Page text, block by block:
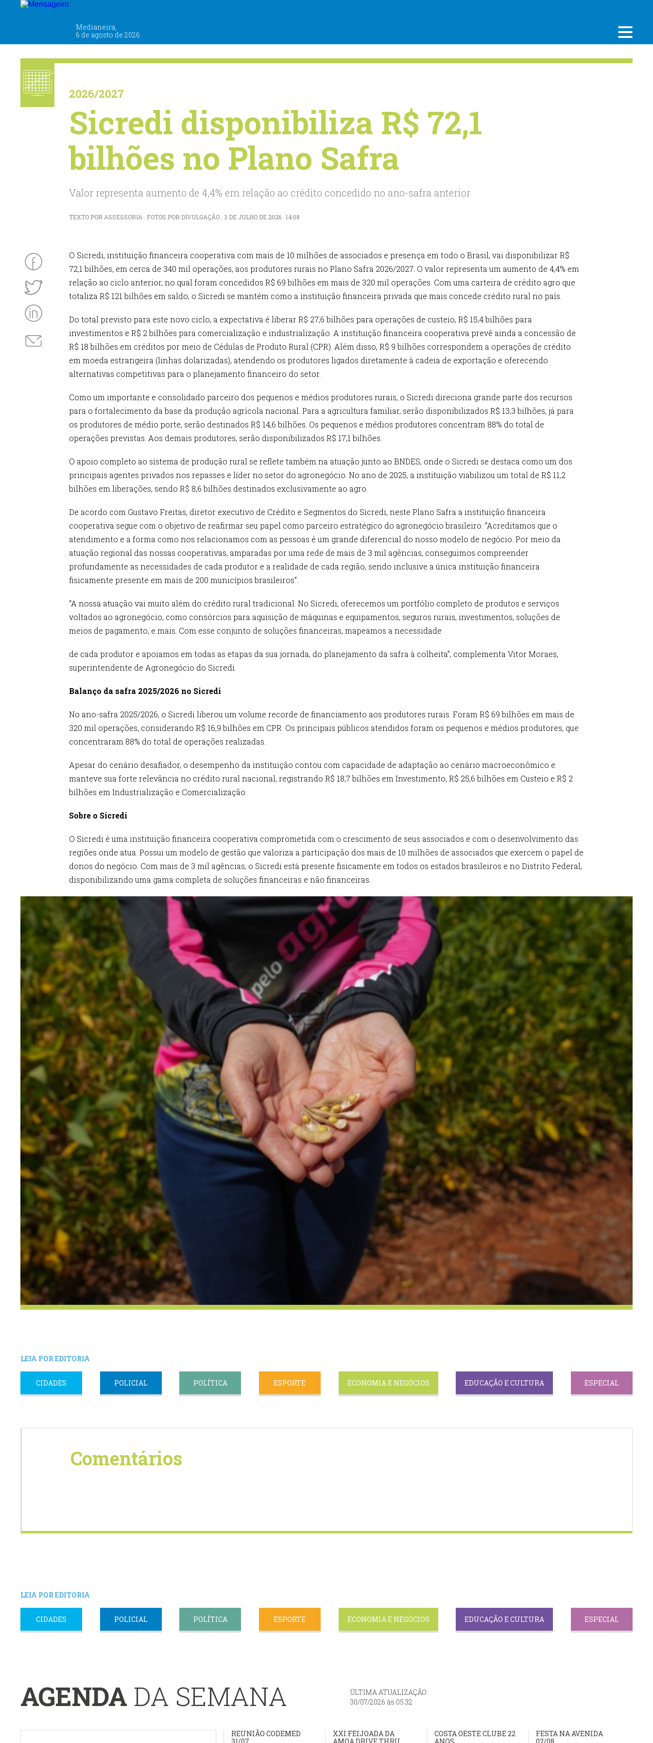
Medianeira,
6 de agosto de 2026
2026/2027
Sicredi disponibiliza R$ 72,1
bilhões no Plano Safra
Valor representa aumento de 4,4% em relação ao crédito concedido no ano-safra anterior
TEXTO POR ASSESSORIA . FOTOS POR DIVULGAÇÃO . 3 DE JULHO DE 2026 . 14:08
O Sicredi, instituição financeira cooperativa com mais de 10 milhões de associados e presença em todo o Brasil, vai disponibilizar R$
72,1 bilhões, em cerca de 340 mil operações, aos produtores rurais no Plano Safra 2026/2027. O valor representa um aumento de 4,4% em
relação ao ciclo anterior, no qual foram concedidos R$ 69 bilhões em mais de 320 mil operações. Com uma carteira de crédito agro que
totaliza R$ 121 bilhões em saldo, o Sicredi se mantém como a instituição financeira privada que mais concede crédito rural no país.
Do total previsto para este novo ciclo, a expectativa é liberar R$ 27,6 bilhões para operações de custeio, R$ 15,4 bilhões para
investimentos e R$ 2 bilhões para comercialização e industrialização. A instituição financeira cooperativa prevê ainda a concessão de
R$ 18 bilhões em créditos por meio de Cédulas de Produto Rural (CPR). Além disso, R$ 9 bilhões correspondem a operações de crédito
em moeda estrangeira (linhas dolarizadas), atendendo os produtores ligados diretamente à cadeia de exportação e oferecendo
alternativas competitivas para o planejamento financeiro do setor.
Como um importante e consolidado parceiro dos pequenos e médios produtores rurais, o Sicredi direciona grande parte dos recursos
para o fortalecimento da base da produção agrícola nacional. Para a agricultura familiar, serão disponibilizados R$ 13,3 bilhões, já para
os produtores de médio porte, serão destinados R$ 14,6 bilhões. Os pequenos e médios produtores concentram 88% do total de
operações previstas. Aos demais produtores, serão disponibilizados R$ 17,1 bilhões.
O apoio completo ao sistema de produção rural se reflete também na atuação junto ao BNDES, onde o Sicredi se destaca como um dos
principais agentes privados nos repasses e líder no setor do agronegócio. No ano de 2025, a instituição viabilizou um total de R$ 11,2
bilhões em liberações, sendo R$ 8,6 bilhões destinados exclusivamente ao agro.
De acordo com Gustavo Freitas, diretor executivo de Crédito e Segmentos do Sicredi, neste Plano Safra a instituição financeira
cooperativa segue com o objetivo de reafirmar seu papel como parceiro estratégico do agronegócio brasileiro: “Acreditamos que o
atendimento e a forma como nos relacionamos com as pessoas é um grande diferencial do nosso modelo de negócio. Por meio da
atuação regional das nossas cooperativas, amparadas por uma rede de mais de 3 mil agências, conseguimos compreender
profundamente as necessidades de cada produtor e a realidade de cada região, sendo inclusive a única instituição financeira
fisicamente presente em mais de 200 municípios brasileiros”.
“A nossa atuação vai muito além do crédito rural tradicional. No Sicredi, oferecemos um portfólio completo de produtos e serviços
voltados ao agronegócio, como consórcios para aquisição de máquinas e equipamentos, seguros rurais, investimentos, soluções de
meios de pagamento, e mais. Com esse conjunto de soluções financeiras, mapeamos a necessidade
de cada produtor e apoiamos em todas as etapas da sua jornada, do planejamento da safra à colheita”, complementa Vitor Moraes,
superintendente de Agronegócio do Sicredi.
Balanço da safra 2025/2026 no Sicredi
No ano-safra 2025/2026, o Sicredi liberou um volume recorde de financiamento aos produtores rurais. Foram R$ 69 bilhões em mais de
320 mil operações, considerando R$ 16,9 bilhões em CPR. Os principais públicos atendidos foram os pequenos e médios produtores, que
concentraram 88% do total de operações realizadas.
Apesar do cenário desafiador, o desempenho da instituição contou com capacidade de adaptação ao cenário macroeconômico e
manteve sua forte relevância no crédito rural nacional, registrando R$ 18,7 bilhões em Investimento, R$ 25,6 bilhões em Custeio e R$ 2
bilhões em Industrialização e Comercialização.
Sobre o Sicredi
O Sicredi é uma instituição financeira cooperativa comprometida com o crescimento de seus associados e com o desenvolvimento das
regiões onde atua. Possui um modelo de gestão que valoriza a participação dos mais de 10 milhões de associados que exercem o papel de
donos do negócio. Com mais de 3 mil agências, o Sicredi está presente fisicamente em todos os estados brasileiros e no Distrito Federal,
disponibilizando uma gama completa de soluções financeiras e não financeiras.
LEIA POR EDITORIA
CIDADES POLICIAL POLÍTICA ESPORTE ECONOMIA E NEGÓCIOS EDUCAÇÃO E CULTURA ESPECIAL
Comentários
LEIA POR EDITORIA
CIDADES POLICIAL POLÍTICA ESPORTE ECONOMIA E NEGÓCIOS EDUCAÇÃO E CULTURA ESPECIAL
AGENDA DA SEMANA
ÚLTIMA ATUALIZAÇÃO:
30/07/2026 às 05:32
REUNIÃO CODEMED
XXI FEIJOADA DA
COSTA OESTE CLUBE 22
FESTA NA AVENIDA